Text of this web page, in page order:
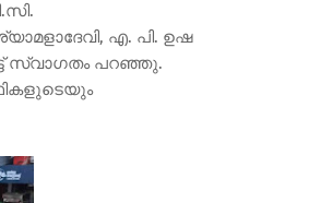
എ. പി. ഉഷ
സ്വാഗതം പറഞ്ഞു.